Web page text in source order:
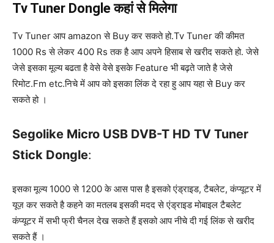
Tv Tuner Dongle कहां से मिलेगा
Tv Tuner आप amazon से Buy कर सकते हो.Tv Tuner की कीमत
1000 Rs से लेकर 400 Rs तक है आप अपने हिसाब से खरीद सकते हो. जेसे
जेसे इसका मूल्य बढता है वेसे वेसे इसके Feature भी बढ़ते जाते है जेसे
रिमोट.Fm etc.निचे में आप को इसका लिंक दे रहा हु आप यहा से Buy कर
सकते हो ।
Segolike Micro USB DVB-T HD TV Tuner
Stick Dongle:
इसका मूल्य 1000 से 1200 के आस पास है इसको एंड्राइड, टैबलेट, कंप्यूटर में
यूज़ कर सकते है कहने का मतलब इसकी मदद से एंड्राइड मोबाइल टैबलेट
कंप्यूटर में सभी फ्री चैनल देख सकते हैं इसको आप नीचे दी गई लिंक से खरीद
सकते हैं ।